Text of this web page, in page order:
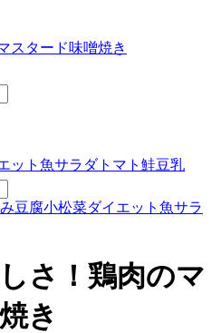
スタード味噌焼き
ット 魚サラダトマト 鮭豆乳
豆腐小松菜ダイエット 魚サラ
さ！鶏肉のマ
き